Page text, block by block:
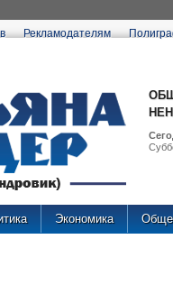
Рекламодателям
Экономика